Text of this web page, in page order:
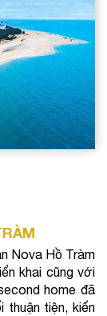
Nova Hồ Tràm
khai cũng với
home đã
tiện, kiến